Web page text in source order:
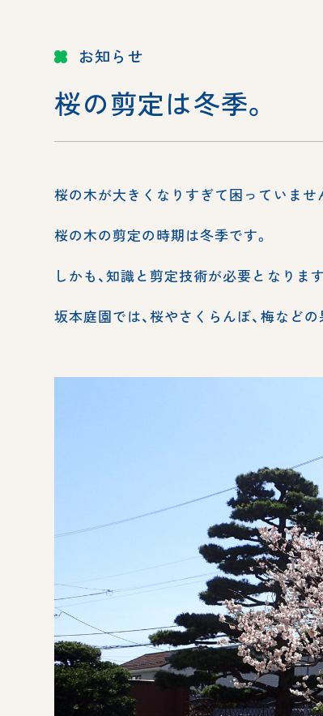
お知らせ
桜の剪定は冬季。
桜の木が大きくなりすぎて困っていませ
桜の木の剪定の時期は冬季です。
しかも、知識と剪定技術が必要となります
坂本庭園では、桜やさくらんぼ、梅など